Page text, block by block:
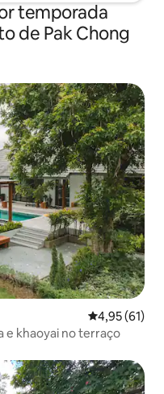
temporada
de Pak Chong
4,95 de uma
4,95 (61)
e khaoyai no terraço